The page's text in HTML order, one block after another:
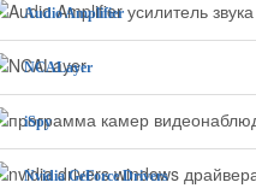
Audio Amplifier
NCALayer
iSpy
Nvidia GeForce Drivers